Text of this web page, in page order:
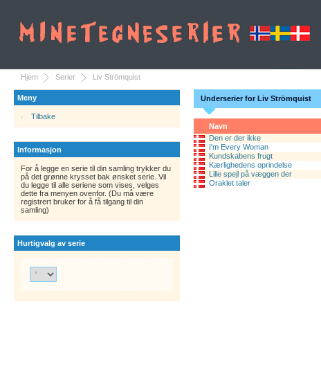
Hjem Serier Liv Strömquist
Meny
Tilbake
Informasjon
For å legge en serie til din samling trykker du
på det grønne krysset bak ønsket serie. Vil
du legge til alle seriene som vises, velges
dette fra menyen ovenfor. (Du må være
registrert bruker for å få tilgang til din
samling)
Hurtigvalg av serie
Underserier for Liv Strömquist
Navn
Den er der ikke
I'm Every Woman
Kundskabens frugt
Kærlighedens oprindelse
Lille spejl på væggen der
Oraklet taler